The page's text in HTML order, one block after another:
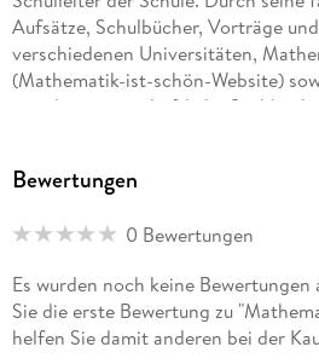
Aufsätze, Schulbücher, Vorträge
verschiedenen Universitäten,
(Mathematik-ist-schön-Website)
populärwissenschaftliche
Mathematikerinnen und
Archimedes-Preis der MNU
Bewertungen
0 Bewertungen
Es wurden noch keine Bewertungen
Sie die erste Bewertung zu
helfen Sie damit anderen bei der